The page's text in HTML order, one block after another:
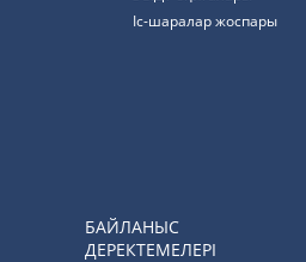
Іс-шаралар жоспары
БАЙЛАНЫС
ДЕРЕКТЕМЕЛЕРІ